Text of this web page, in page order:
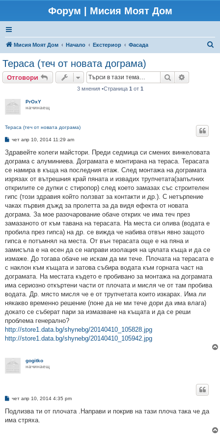
Форум | Мисия Моят Дом
Мисия Моят Дом Начало Екстериор Фасада
Тераса (теч от новата дограма)
Отговори Търсене
3 мнения •Страница 1 от 1
PrOxY
начинаещ
Тераса (теч от новата дограма)
М
е
н
и
е
чет апр 10, 2014 11:29 am
Здравейте колеги майстори. Преди седмица си смених винкеловата
дограма с алуминиева. Дограмата е монтирана на тераса. Терасата
се намира в къща на последния етаж. След монтажа на дограмата
изрязах от вътрешния край пяната и извадих трупчетата(запълних
открилите се дупки с стиропор) след което замазах със строителен
гипс (този здравия който ползват за контакти и др.). С нетърпение
чаках първия дъжд за пролетта за да видя ефекта от новата
дограма. За мое разочарование обаче открих че има теч през
замазаното от към тавана на терасата. На места си олива (водата е
пробила през гипса) на др. се вижда че набива отвън явно защото
гипса е потъмнял на места. От вън терасата още е на пяна и
замисъла е на есен да се направи изолация на цялата къща и да се
измаже. До тогава обаче не искам да ми тече. Плочата на терасата е
с наклон към къщата и затова събира водата към горната част на
дограмата. На местата където е пробивано за монтажа на дограмата
има сериозно откъртени части от плочата и мисля че от там пробива
водата. Др. място мисля че е от трупчетата които изкарах. Има ли
някакво временно решение (поне да не ми тече дори да има влага)
докато се съберат пари за измазване на къщата и да се реши
проблема генерално?
http://store1.data.bg/shynebg/20140410_105828.jpg
http://store1.data.bg/shynebg/20140410_105942.jpg
gogitko
начинаещ
М
е
и
чет апр 10, 2014 4:35 pm
Подлизва ти от плочата .Направи и покрив на тази плоча така че да
има стряха.